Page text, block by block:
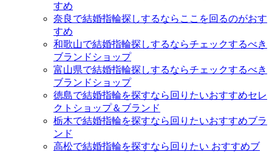
すめ
奈良で結婚指輪探しするならここを回るのがおす
すめ
和歌山で結婚指輪探しするならチェックするべき
ブランドショップ
富山県で結婚指輪探しするならチェックするべき
ブランドショップ
徳島で結婚指輪を探すなら回りたいおすすめセレ
クトショップ＆ブランド
栃木で結婚指輪を探すなら回りたいおすすめブラ
ンド
高松で結婚指輪を探すなら回りたい おすすめブ